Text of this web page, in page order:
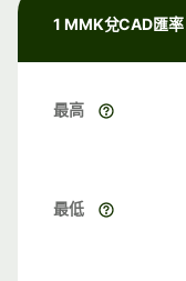
1 MMK兌CAD匯率
最高
最低